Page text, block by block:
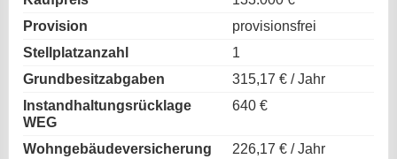
Provision
provisionsfrei
Stellplatzanzahl
1
Grundbesitzabgaben
315,17 € / Jahr
Instandhaltungsrücklage
WEG
640 €
Wohngebäudeversicherung 226,17 € / Jahr